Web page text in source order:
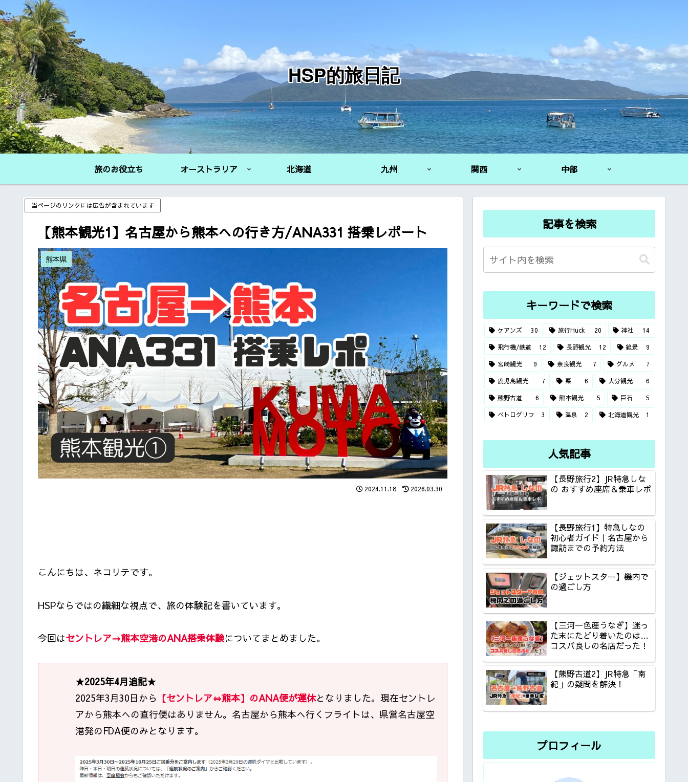
HSP的旅日記
旅のお役立ち オーストラリア 北海道 九州 関西 中部
当ページのリンクには広告が含まれています
【熊本観光1】名古屋から熊本への行き方/ANA331 搭乗レポート
熊本県
2024.11.18 2026.03.30
こんにちは、ネコリテです。
HSPならではの繊細な視点で、旅の体験記を書いています。
今回はセントレア→熊本空港のANA搭乗体験についてまとめました。
★2025年4月追記★
2025年3月30日から 【セントレア⇔熊本】のANA便が運休となりました。現在セントレ
アから熊本への直行便はありません。名古屋から熊本へ行くフライトは、県営名古屋空
港発のFDA便のみとなります。
記事を検索
キーワードで検索
ケアンズ 30 旅行Huck 20 神社 14
飛行機/鉄道 12 長野観光 12 絶景 9
宮崎観光 9 奈良観光 7 グルメ 7
鹿児島観光 7 栗 6 大分観光 6
熊野古道 6 熊本観光 5 巨石 5
ペトログリフ 3 温泉 2 北海道観光 1
人気記事
【長野旅行2】JR特急しな
の おすすめ座席＆乗車レポ
【長野旅行1】特急しなの
初心者ガイド｜名古屋から
諏訪までの予約方法
【ジェットスター】機内で
の過ごし方
【三河一色産うなぎ】迷っ
た末にたどり着いたのは…
コスパ良しの名店だった！
【熊野古道2】JR特急「南
紀」の疑問を解決！
プロフィール